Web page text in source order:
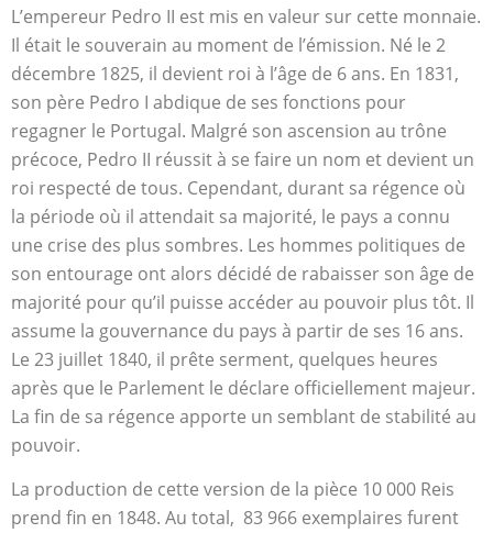
L’empereur Pedro II est mis en valeur sur cette monnaie.
Il était le souverain au moment de l’émission. Né le 2
décembre 1825, il devient roi à l’âge de 6 ans. En 1831,
son père Pedro I abdique de ses fonctions pour
regagner le Portugal. Malgré son ascension au trône
précoce, Pedro II réussit à se faire un nom et devient un
roi respecté de tous. Cependant, durant sa régence où
la période où il attendait sa majorité, le pays a connu
une crise des plus sombres. Les hommes politiques de
son entourage ont alors décidé de rabaisser son âge de
majorité pour qu’il puisse accéder au pouvoir plus tôt. Il
assume la gouvernance du pays à partir de ses 16 ans.
Le 23 juillet 1840, il prête serment, quelques heures
après que le Parlement le déclare officiellement majeur.
La fin de sa régence apporte un semblant de stabilité au
pouvoir.
La production de cette version de la pièce 10 000 Reis
prend fin en 1848. Au total, 83 966 exemplaires furent